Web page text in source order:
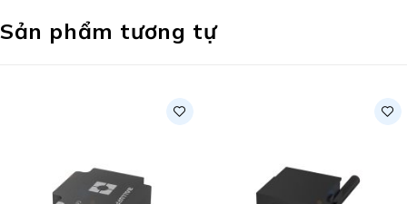
Sản phẩm tương tự